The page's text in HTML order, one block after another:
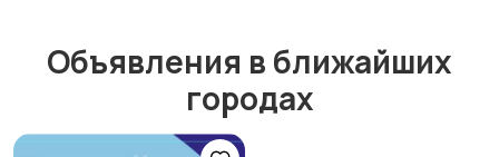
Организация
Объявления в ближайших
городах